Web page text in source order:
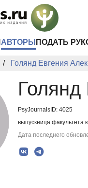
АВТОРЫ ПОДАТЬ
Голянд Евгения
Голянд
PsyJournalsID: 4025
выпускница факультета
Дата последнего